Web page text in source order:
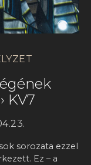
KV7
sorozata ezzel
Ez – a